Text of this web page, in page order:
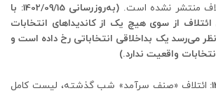
منتشر نشده است.
(به‌روزرسانی 1402/09/15: با
از سوی هیچ یک از کاندیداهای انتخابات
می‌رسد یک بداخلاقی انتخاباتی رخ داده است و
واقعیت ندارد.)
ائتلاف «صنف سرآمد» شب گذشته، لیست کامل